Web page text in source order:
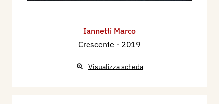
Iannetti Marco
Crescente - 2019
Visualizza scheda